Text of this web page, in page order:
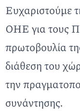
Ευχαριστούμε
ΟΗΕ για τους
πρωτοβουλία
διάθεση του
την
συνάντησης.